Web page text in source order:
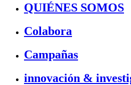
QUIÉNES SOMOS
Colabora
Campañas
innovación &